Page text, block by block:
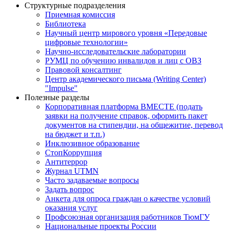
Структурные подразделения
Приемная комиссия
Библиотека
Научный центр мирового уровня «Передовые
цифровые технологии»
Научно-исследовательские лаборатории
РУМЦ по обучению инвалидов и лиц с ОВЗ
Правовой консалтинг
Центр академического письма (Writing Center)
"Impulse"
Полезные разделы
Корпоративная платформа ВМЕСТЕ (подать
заявки на получение справок, оформить пакет
документов на стипендии, на общежитие, перевод
на бюджет и т.п.)
Инклюзивное образование
СтопКоррупция
Антитеррор
Журнал UTMN
Часто задаваемые вопросы
Задать вопрос
Анкета для опроса граждан о качестве условий
оказания услуг
Профсоюзная организация работников ТюмГУ
Национальные проекты России